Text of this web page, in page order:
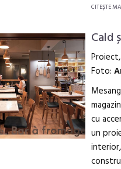
CITEŞTE
Cald
Foto:
cu
un